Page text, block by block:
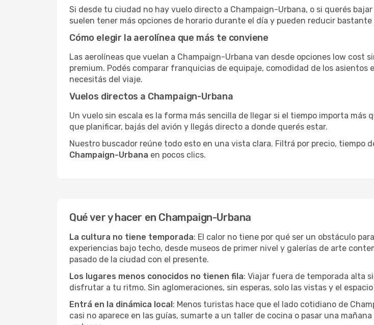
Si desde tu ciudad no hay vuelo directo a Champaign-Urbana, o si querés
suelen tener más opciones de horario durante el día y pueden reducir
Cómo elegir la aerolínea que más te conviene
Las aerolíneas que vuelan a Champaign-Urbana van desde opciones low cost
premium. Podés comparar franquicias de equipaje, comodidad de los
necesitás del viaje.
Vuelos directos a Champaign-Urbana
Un vuelo sin escala es la forma más sencilla de llegar si el tiempo importa
que planificar, bajás del avión y llegás directo a donde querés estar.
Nuestro buscador reúne todo esto en una vista clara. Filtrá por precio, tiempo
Champaign-Urbana en pocos clics.
Qué ver y hacer en Champaign-Urbana
La cultura no tiene temporada: El calor no tiene por qué ser un obstáculo
experiencias bajo techo, desde museos de primer nivel y galerías de arte
pasado de la ciudad con el presente.
Los lugares menos conocidos no tienen fila: Viajar fuera de temporada alta
disfrutar a tu ritmo. Sin aglomeraciones, sin esperas, solo las vistas y el
Entrá en la dinámica local: Menos turistas hace que el lado cotidiano de
casi no aparece en las guías, sumarte a un taller de cocina o pasar una